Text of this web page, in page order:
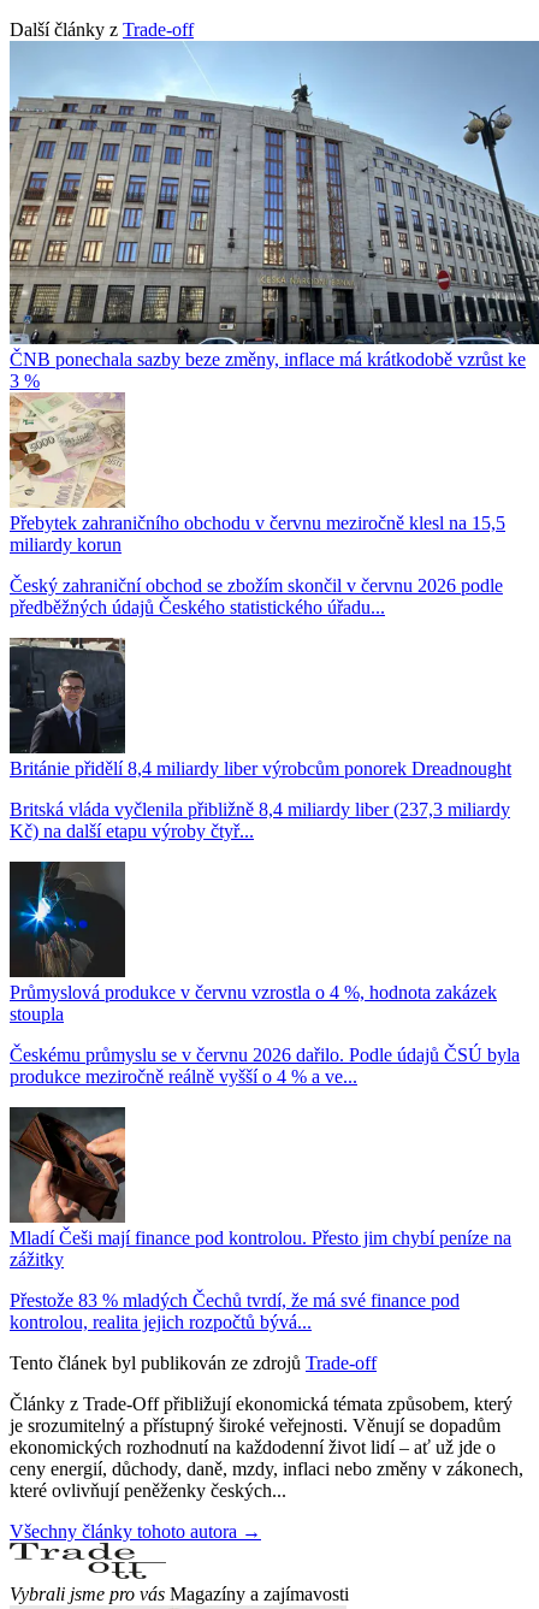
Další články z Trade-off
ČNB ponechala sazby beze změny, inflace má krátkodobě vzrůst ke
3 %
Přebytek zahraničního obchodu v červnu meziročně klesl na 15,5
miliardy korun
Český zahraniční obchod se zbožím skončil v červnu 2026 podle
předběžných údajů Českého statistického úřadu...
Británie přidělí 8,4 miliardy liber výrobcům ponorek Dreadnought
Britská vláda vyčlenila přibližně 8,4 miliardy liber (237,3 miliardy
Kč) na další etapu výroby čtyř...
Průmyslová produkce v červnu vzrostla o 4 %, hodnota zakázek
stoupla
Českému průmyslu se v červnu 2026 dařilo. Podle údajů ČSÚ byla
produkce meziročně reálně vyšší o 4 % a ve...
Mladí Češi mají finance pod kontrolou. Přesto jim chybí peníze na
zážitky
Přestože 83 % mladých Čechů tvrdí, že má své finance pod
kontrolou, realita jejich rozpočtů bývá...
Tento článek byl publikován ze zdrojů Trade-off
Články z Trade-Off přibližují ekonomická témata způsobem, který
je srozumitelný a přístupný široké veřejnosti. Věnují se dopadům
ekonomických rozhodnutí na každodenní život lidí – ať už jde o
ceny energií, důchody, daně, mzdy, inflaci nebo změny v zákonech,
které ovlivňují peněženky českých...
Všechny články tohoto autora →
Vybrali jsme pro vás Magazíny a zajímavosti